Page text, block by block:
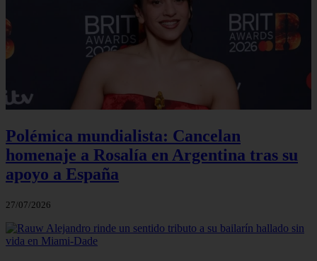
Polémica mundialista: Cancelan
homenaje a Rosalía en Argentina tras su
apoyo a España
27/07/2026